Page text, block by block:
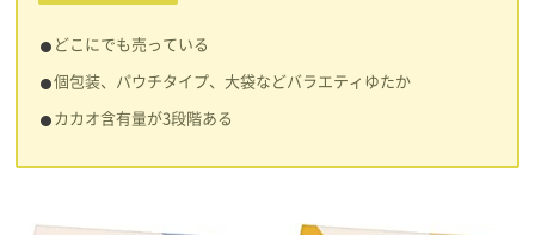
どこにでも売っている
個包装、パウチタイプ、大袋などバラエティゆたか
カカオ含有量が3段階ある